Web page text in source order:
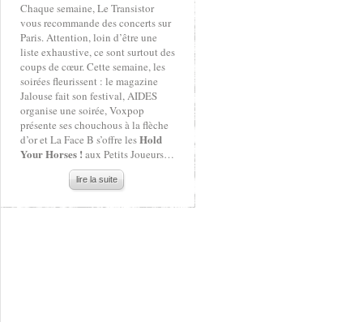
Chaque semaine, Le Transistor
vous recommande des concerts sur
Paris. Attention, loin d’être une
liste exhaustive, ce sont surtout des
coups de cœur. Cette semaine, les
soirées fleurissent : le magazine
Jalouse fait son festival, AIDES
organise une soirée, Voxpop
présente ses chouchous à la flèche
d’or et La Face B s’offre lesHold
Your Horses !aux Petits Joueurs…
lire la suite